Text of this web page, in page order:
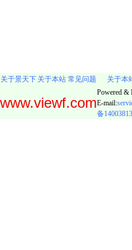
关于景天下 关于本站 常见问题 关于本
www.viewf.com
Powered &
E-mail:
备